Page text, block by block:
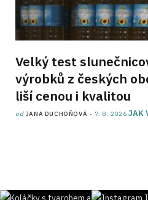
Velký test
výrobků z českých
liší cenou i kvalitou
od JANA DUCHOŇOVÁ 7. 8. 2026 JAK